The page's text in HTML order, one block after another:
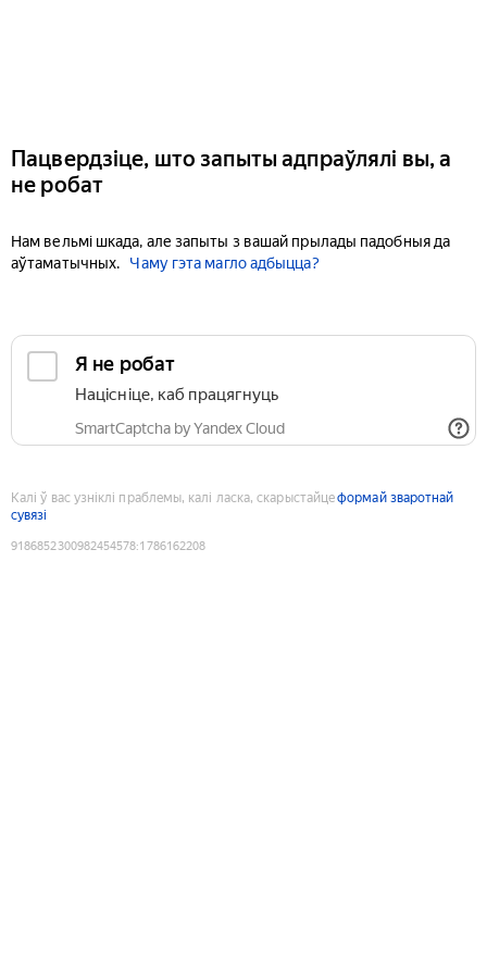
Пацвердзіце, што запыты адпраўлялі вы, а
не робат
Нам вельмі шкада, але запыты з вашай прылады падобныя да
аўтаматычных.
Чаму гэта магло адбыцца?
Я не робат
Націсніце, каб працягнуць
SmartCaptcha by Yandex Cloud
Калі ў вас узніклі праблемы, калі ласка, скарыстайцеформай зваротнай
сувязі
9186852300982454578:1786162208